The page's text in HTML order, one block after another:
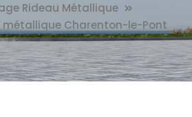
Rideau Métallique
métallique Charenton-le-Pont